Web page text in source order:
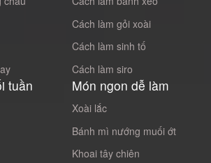
Cách làm gỏi xoài
Cách làm sinh tố
Cách làm siro
tuần Món ngon dễ làm
Xoài lắc
Bánh mì nướng muối ớt
Khoai tây chiên